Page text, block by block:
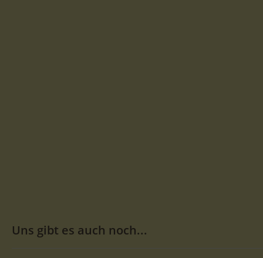
Uns gibt es auch noch...